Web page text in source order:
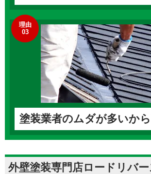
理由
03
塗装業者のムダが多いから
外壁塗装専門店ロードリバ